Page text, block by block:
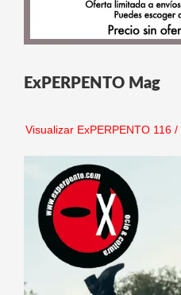
ExPERPENTO Mag
Visualizar ExPERPENTO 116/